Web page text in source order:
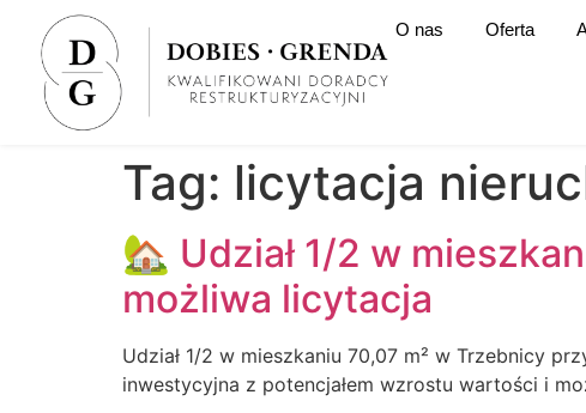
O nas Oferta
Tag: licytacja
🏡 Udział 1/2 w
możliwa licytacja
Udział 1/2 w mieszkaniu 70,07 m² w Trzebnicy
inwestycyjna z potencjałem wzrostu wartości i